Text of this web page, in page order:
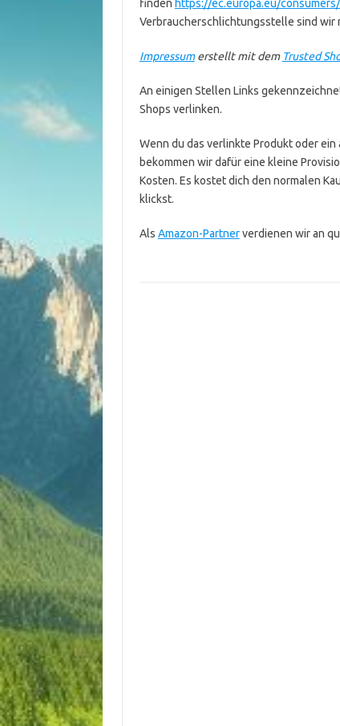
finden https://ec.europa.eu/
Verbraucherschlichtungsstelle sind
Impressumerstellt mit dem Trusted
An einigen Stellen Links
Shops verlinken.
Wenn du das verlinkte Produkt oder
bekommen wir dafür eine kleine
Kosten. Es kostet dich den normalen
klickst.
Als Amazon-Partnerverdienen wir an